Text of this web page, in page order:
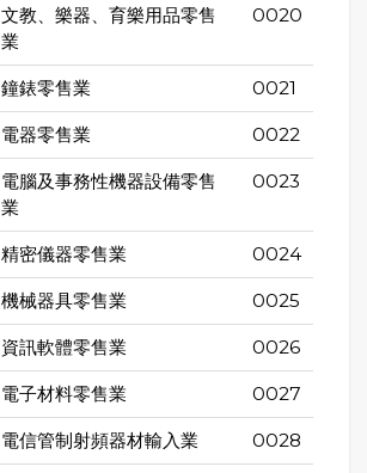
文教、樂器、育樂用品零售
業
0020
鐘錶零售業 0021
電器零售業 0022
電腦及事務性機器設備零售
業
0023
精密儀器零售業 0024
機械器具零售業 0025
資訊軟體零售業 0026
電子材料零售業 0027
電信管制射頻器材輸入業 0028